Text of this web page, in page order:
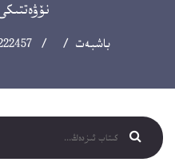
باشبەت / / Screenshot 2025-11-28 222457